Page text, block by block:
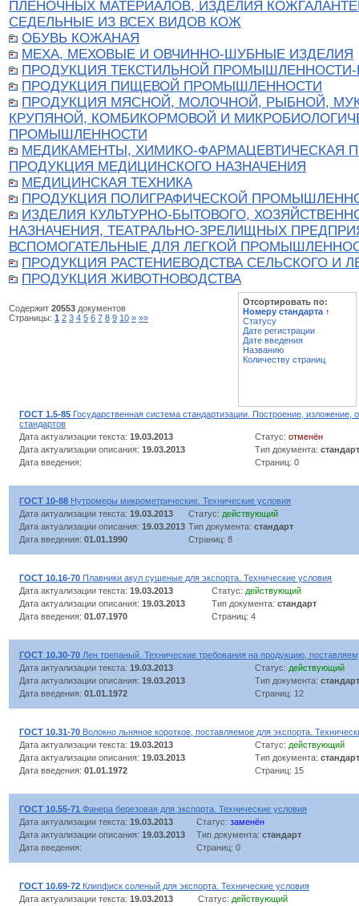
ПЛЕНОЧНЫХ МАТЕРИАЛОВ, ИЗДЕЛИЯ
СЕДЕЛЬНЫЕ ИЗ ВСЕХ ВИДОВ КОЖ
ОБУВЬ КОЖАНАЯ
МЕХА, МЕХОВЫЕ И ОВЧИННО-ШУБНЫЕ ИЗДЕЛИЯ
ПРОДУКЦИЯ ТЕКСТИЛЬНОЙ
ПРОДУКЦИЯ ПИЩЕВОЙ ПРОМЫШЛЕННОСТИ
ПРОДУКЦИЯ МЯСНОЙ, МОЛОЧНОЙ, РЫБНОЙ,
КРУПЯНОЙ, КОМБИКОРМОВОЙ И
ПРОМЫШЛЕННОСТИ
МЕДИКАМЕНТЫ, ХИМИКО-ФАРМАЦЕВТИЧЕСКАЯ
ПРОДУКЦИЯ МЕДИЦИНСКОГО НАЗНАЧЕНИЯ
МЕДИЦИНСКАЯ ТЕХНИКА
ПРОДУКЦИЯ ПОЛИГРАФИЧЕСКОЙ
ИЗДЕЛИЯ КУЛЬТУРНО-БЫТОВОГО,
НАЗНАЧЕНИЯ, ТЕАТРАЛЬНО-ЗРЕЛИЩНЫХ
ВСПОМОГАТЕЛЬНЫЕ ДЛЯ ЛЕГКОЙ
ПРОДУКЦИЯ РАСТЕНИЕВОДСТВА СЕЛЬСКОГО И
ПРОДУКЦИЯ ЖИВОТНОВОДСТВА
Содержит 20553 документов
Страницы: 1 2 3 4 5 6 7 8 9 10 » »»
Отсортировать по:
Номеру стандарта ↑
Статусу
Дате регистрации
Дате введения
Названию
Количеству страниц
ГОСТ 1.5-85 Государственная система стандартизации. Построение,
стандартов
Дата актуализации текста: 19.03.2013 Статус: отменён
Дата актуализации описания: 19.03.2013 Тип документа: стандарт
Дата введения:
Страниц: 0
ГОСТ 10-88 Нутромеры микрометрические. Технические условия
Дата актуализации текста: 19.03.2013 Статус: действующий
Дата актуализации описания: 19.03.2013 Тип документа: стандарт
Дата введения: 01.01.1990 Страниц: 8
ГОСТ 10.16-70 Плавники акул сушеные для экспорта. Технические условия
Дата актуализации текста: 19.03.2013 Статус: действующий
Дата актуализации описания: 19.03.2013 Тип документа: стандарт
Дата введения: 01.07.1970 Страниц: 4
ГОСТ 10.30-70 Лен трепаный. Технические требования на продукцию,
Дата актуализации текста: 19.03.2013 Статус: действующий
Дата актуализации описания: 19.03.2013 Тип документа: стандарт
Дата введения: 01.01.1972 Страниц: 12
ГОСТ 10.31-70 Волокно льняное короткое, поставляемое для экспорта.
Дата актуализации текста: 19.03.2013 Статус: действующий
Дата актуализации описания: 19.03.2013 Тип документа: стандарт
Дата введения: 01.01.1972 Страниц: 15
ГОСТ 10.55-71 Фанера березовая для экспорта. Технические условия
Дата актуализации текста: 19.03.2013 Статус: заменён
Дата актуализации описания: 19.03.2013 Тип документа: стандарт
Дата введения:
Страниц: 0
ГОСТ 10.69-72 Клипфиск соленый для экспорта. Технические условия
Дата актуализации текста: 19.03.2013 Статус: действующий